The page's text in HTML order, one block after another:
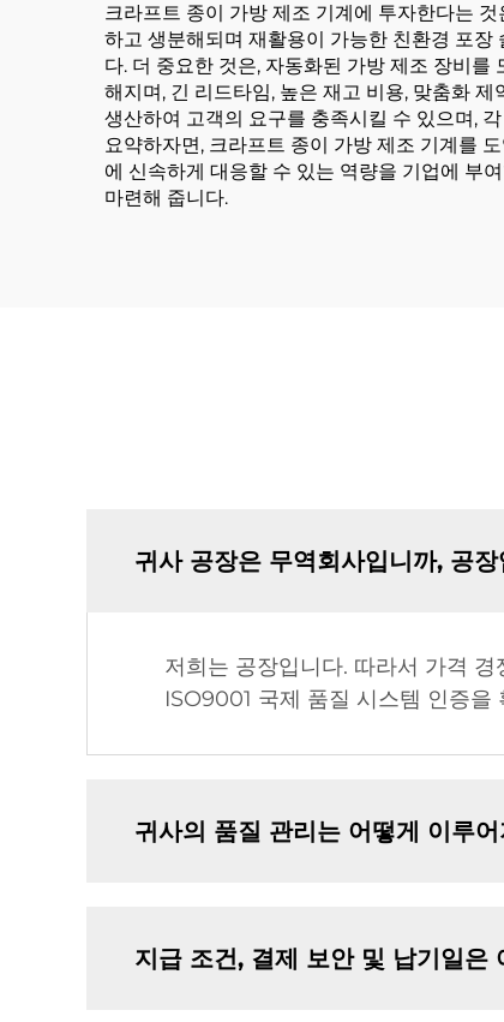
크라프트 종이 가방 제조 기계에 투자한다는
하고 생분해되며 재활용이 가능한 친환경 포
다. 더 중요한 것은, 자동화된 가방 제조 장비
해지며, 긴 리드타임, 높은 재고 비용, 맞춤화
생산하여 고객의 요구를 충족시킬 수 있으며,
요약하자면, 크라프트 종이 가방 제조 기계를
에 신속하게 대응할 수 있는 역량을 기업에 부
마련해 줍니다.
귀사 공장은 무역회사입니까, 공
저희는 공장입니다. 따라서 가격
ISO9001 국제 품질 시스템 인증을
귀사의 품질 관리는 어떻게 이루
지급 조건, 결제 보안 및 납기일은